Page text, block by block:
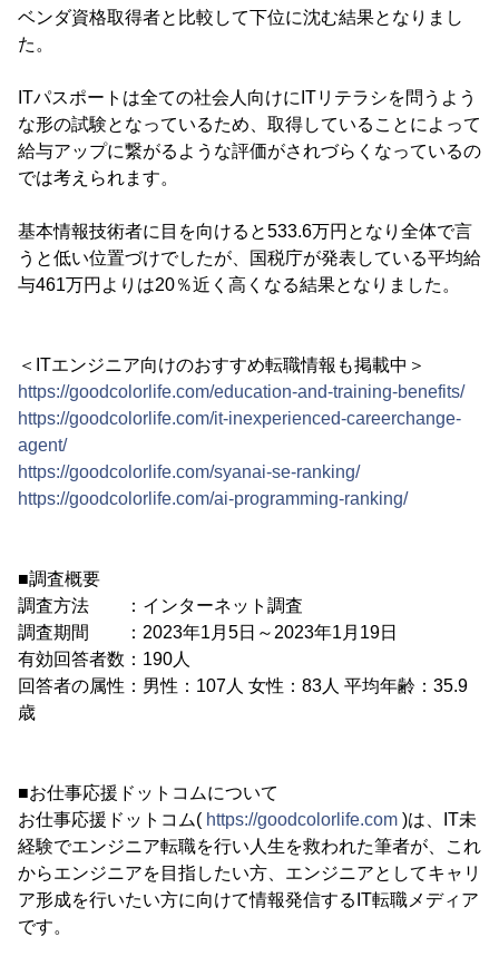
ベンダ資格取得者と比較して下位に沈む結果となりまし
た。
ITパスポートは全ての社会人向けにITリテラシを問うよう
な形の試験となっているため、取得していることによって
給与アップに繋がるような評価がされづらくなっているの
では考えられます。
基本情報技術者に目を向けると533.6万円となり全体で言
うと低い位置づけでしたが、国税庁が発表している平均給
与461万円よりは20％近く高くなる結果となりました。
＜ITエンジニア向けのおすすめ転職情報も掲載中＞
https://goodcolorlife.com/education-and-training-benefits/
https://goodcolorlife.com/it-inexperienced-careerchange-
agent/
https://goodcolorlife.com/syanai-se-ranking/
https://goodcolorlife.com/ai-programming-ranking/
■調査概要
調査方法 ：インターネット調査
調査期間 ：2023年1月5日～2023年1月19日
有効回答者数：190人
回答者の属性：男性：107人 女性：83人 平均年齢：35.9
歳
■お仕事応援ドットコムについて
お仕事応援ドットコム( https://goodcolorlife.com )は、IT未
経験でエンジニア転職を行い人生を救われた筆者が、これ
からエンジニアを目指したい方、エンジニアとしてキャリ
ア形成を行いたい方に向けて情報発信するIT転職メディア
です。